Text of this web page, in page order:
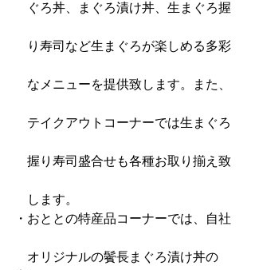
ぐろ丼、まぐろ漬け丼、生まぐろ握
り寿司など生まぐろが楽しめる多彩
なメニューを提供致します。また、
テイクアウトコーナーでは生まぐろ
握り寿司盛合せも各種お取り揃え致
します。
・おととの特産品コーナーでは、自社
オリジナルの鬢長まぐろ漬け丼の